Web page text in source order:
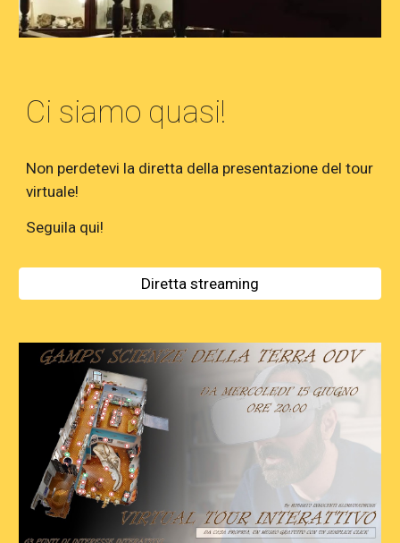
Ci siamo quasi!
Non perdetevi la diretta della presentazione del tour
virtuale!
Seguila qui!
Diretta streaming